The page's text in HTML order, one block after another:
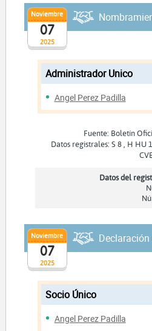
2025
Noviembre
07
Administrador Unico
Angel Perez Padilla
Fuente: Boletín
Datos registrales: S 8 , H HU
Datos del
2025
Noviembre
07
Socio Único
Angel Perez Padilla